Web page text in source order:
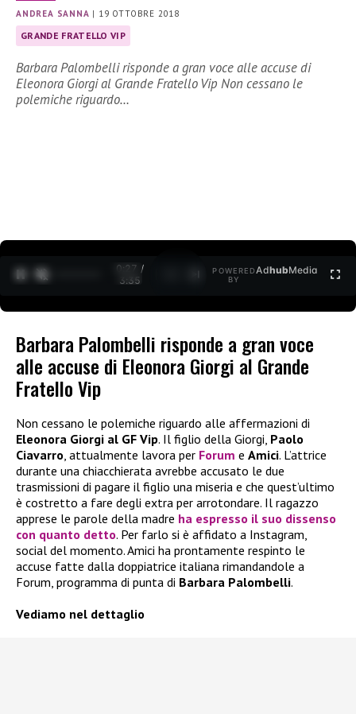
ANDREA SANNA | 19 OTTOBRE 2018
GRANDE FRATELLO VIP
Barbara Palombelli risponde a gran voce alle accuse di
Eleonora Giorgi al Grande Fratello Vip Non cessano le
polemiche riguardo…
0:27 /
3:35
POWERED
BY
AdhubMedia
Barbara Palombelli risponde a gran voce
alle accuse di Eleonora Giorgi al Grande
Fratello Vip
Non cessano le polemiche riguardo alle affermazioni di
Eleonora Giorgi al GF Vip. Il figlio della Giorgi, Paolo
Ciavarro, attualmente lavora per Forum e Amici. L’attrice
durante una chiacchierata avrebbe accusato le due
trasmissioni di pagare il figlio una miseria e che quest’ultimo
è costretto a fare degli extra per arrotondare. Il ragazzo
apprese le parole della madre ha espresso il suo dissenso
con quanto detto. Per farlo si è affidato a Instagram,
social del momento. Amici ha prontamente respinto le
accuse fatte dalla doppiatrice italiana rimandandole a
Forum, programma di punta di Barbara Palombelli.
Vediamo nel dettaglio